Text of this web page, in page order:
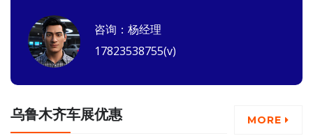
咨询：杨经理
17823538755(v)
乌鲁木齐车展优惠 MORE